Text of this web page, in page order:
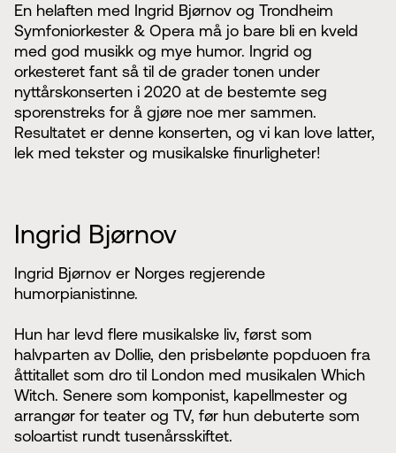
En helaften med Ingrid Bjørnov og Trondheim
Symfoniorkester & Opera må jo bare bli en kveld
med god musikk og mye humor. Ingrid og
orkesteret fant så til de grader tonen under
nyttårskonserten i 2020 at de bestemte seg
sporenstreks for å gjøre noe mer sammen.
Resultatet er denne konserten, og vi kan love latter,
lek med tekster og musikalske finurligheter!
Ingrid Bjørnov
Ingrid Bjørnov er Norges regjerende
humorpianistinne.
Hun har levd flere musikalske liv, først som
halvparten av Dollie, den prisbelønte popduoen fra
åttitallet som dro til London med musikalen Which
Witch. Senere som komponist, kapellmester og
arrangør for teater og TV, før hun debuterte som
soloartist rundt tusenårsskiftet.